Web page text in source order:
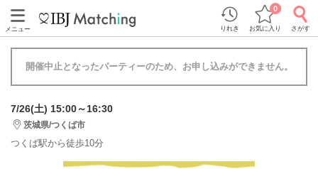
メニュー りれき お気に入り
0
さがす
開催中止となったパーティーのため、お申し込みができません。
7/26(土) 15:00～16:30
茨城県/つくば市
つくば駅から徒歩10分